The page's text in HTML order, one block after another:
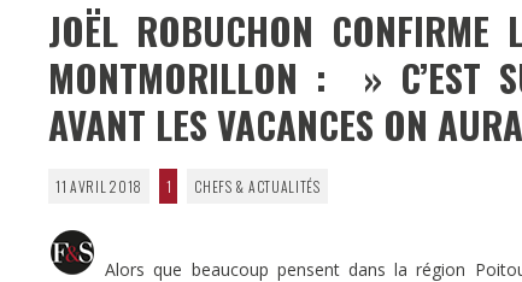
JOËL ROBUCHON CONFIRME
MONTMORILLON : » C’EST
AVANT LES VACANCES ON
11 AVRIL 2018 1 CHEFS & ACTUALITÉS
Alors que beaucoup pensent dans la région